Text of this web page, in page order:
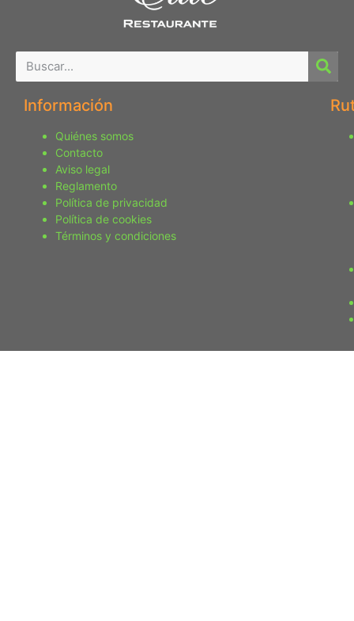
Información
Quiénes somos
Contacto
Aviso legal
Reglamento
Política de privacidad
Política de cookies
Términos y condiciones